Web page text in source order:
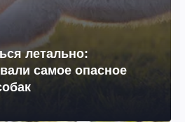
летально:
самое опасное